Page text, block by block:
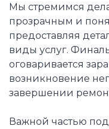
Мы стремимся
прозрачным и
предоставляя
виды услуг.
оговаривается
возникновение
завершении
Важной частью